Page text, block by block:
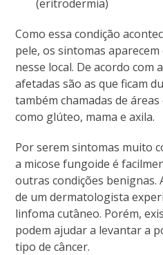
(eritrodermia)
Como essa condição
pele, os sintomas
nesse local. De acordo com
afetadas são as que ficam
também chamadas de
como glúteo, mama e axila.
Por serem sintomas muito
a micose fungoide é
outras condições benignas.
de um dermatologista
linfoma cutâneo. Porém,
podem ajudar a levantar a
tipo de câncer.